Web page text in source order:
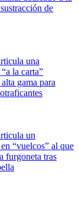
de
una
la carta”
gama para
un
“vuelcos” al que
furgoneta tras